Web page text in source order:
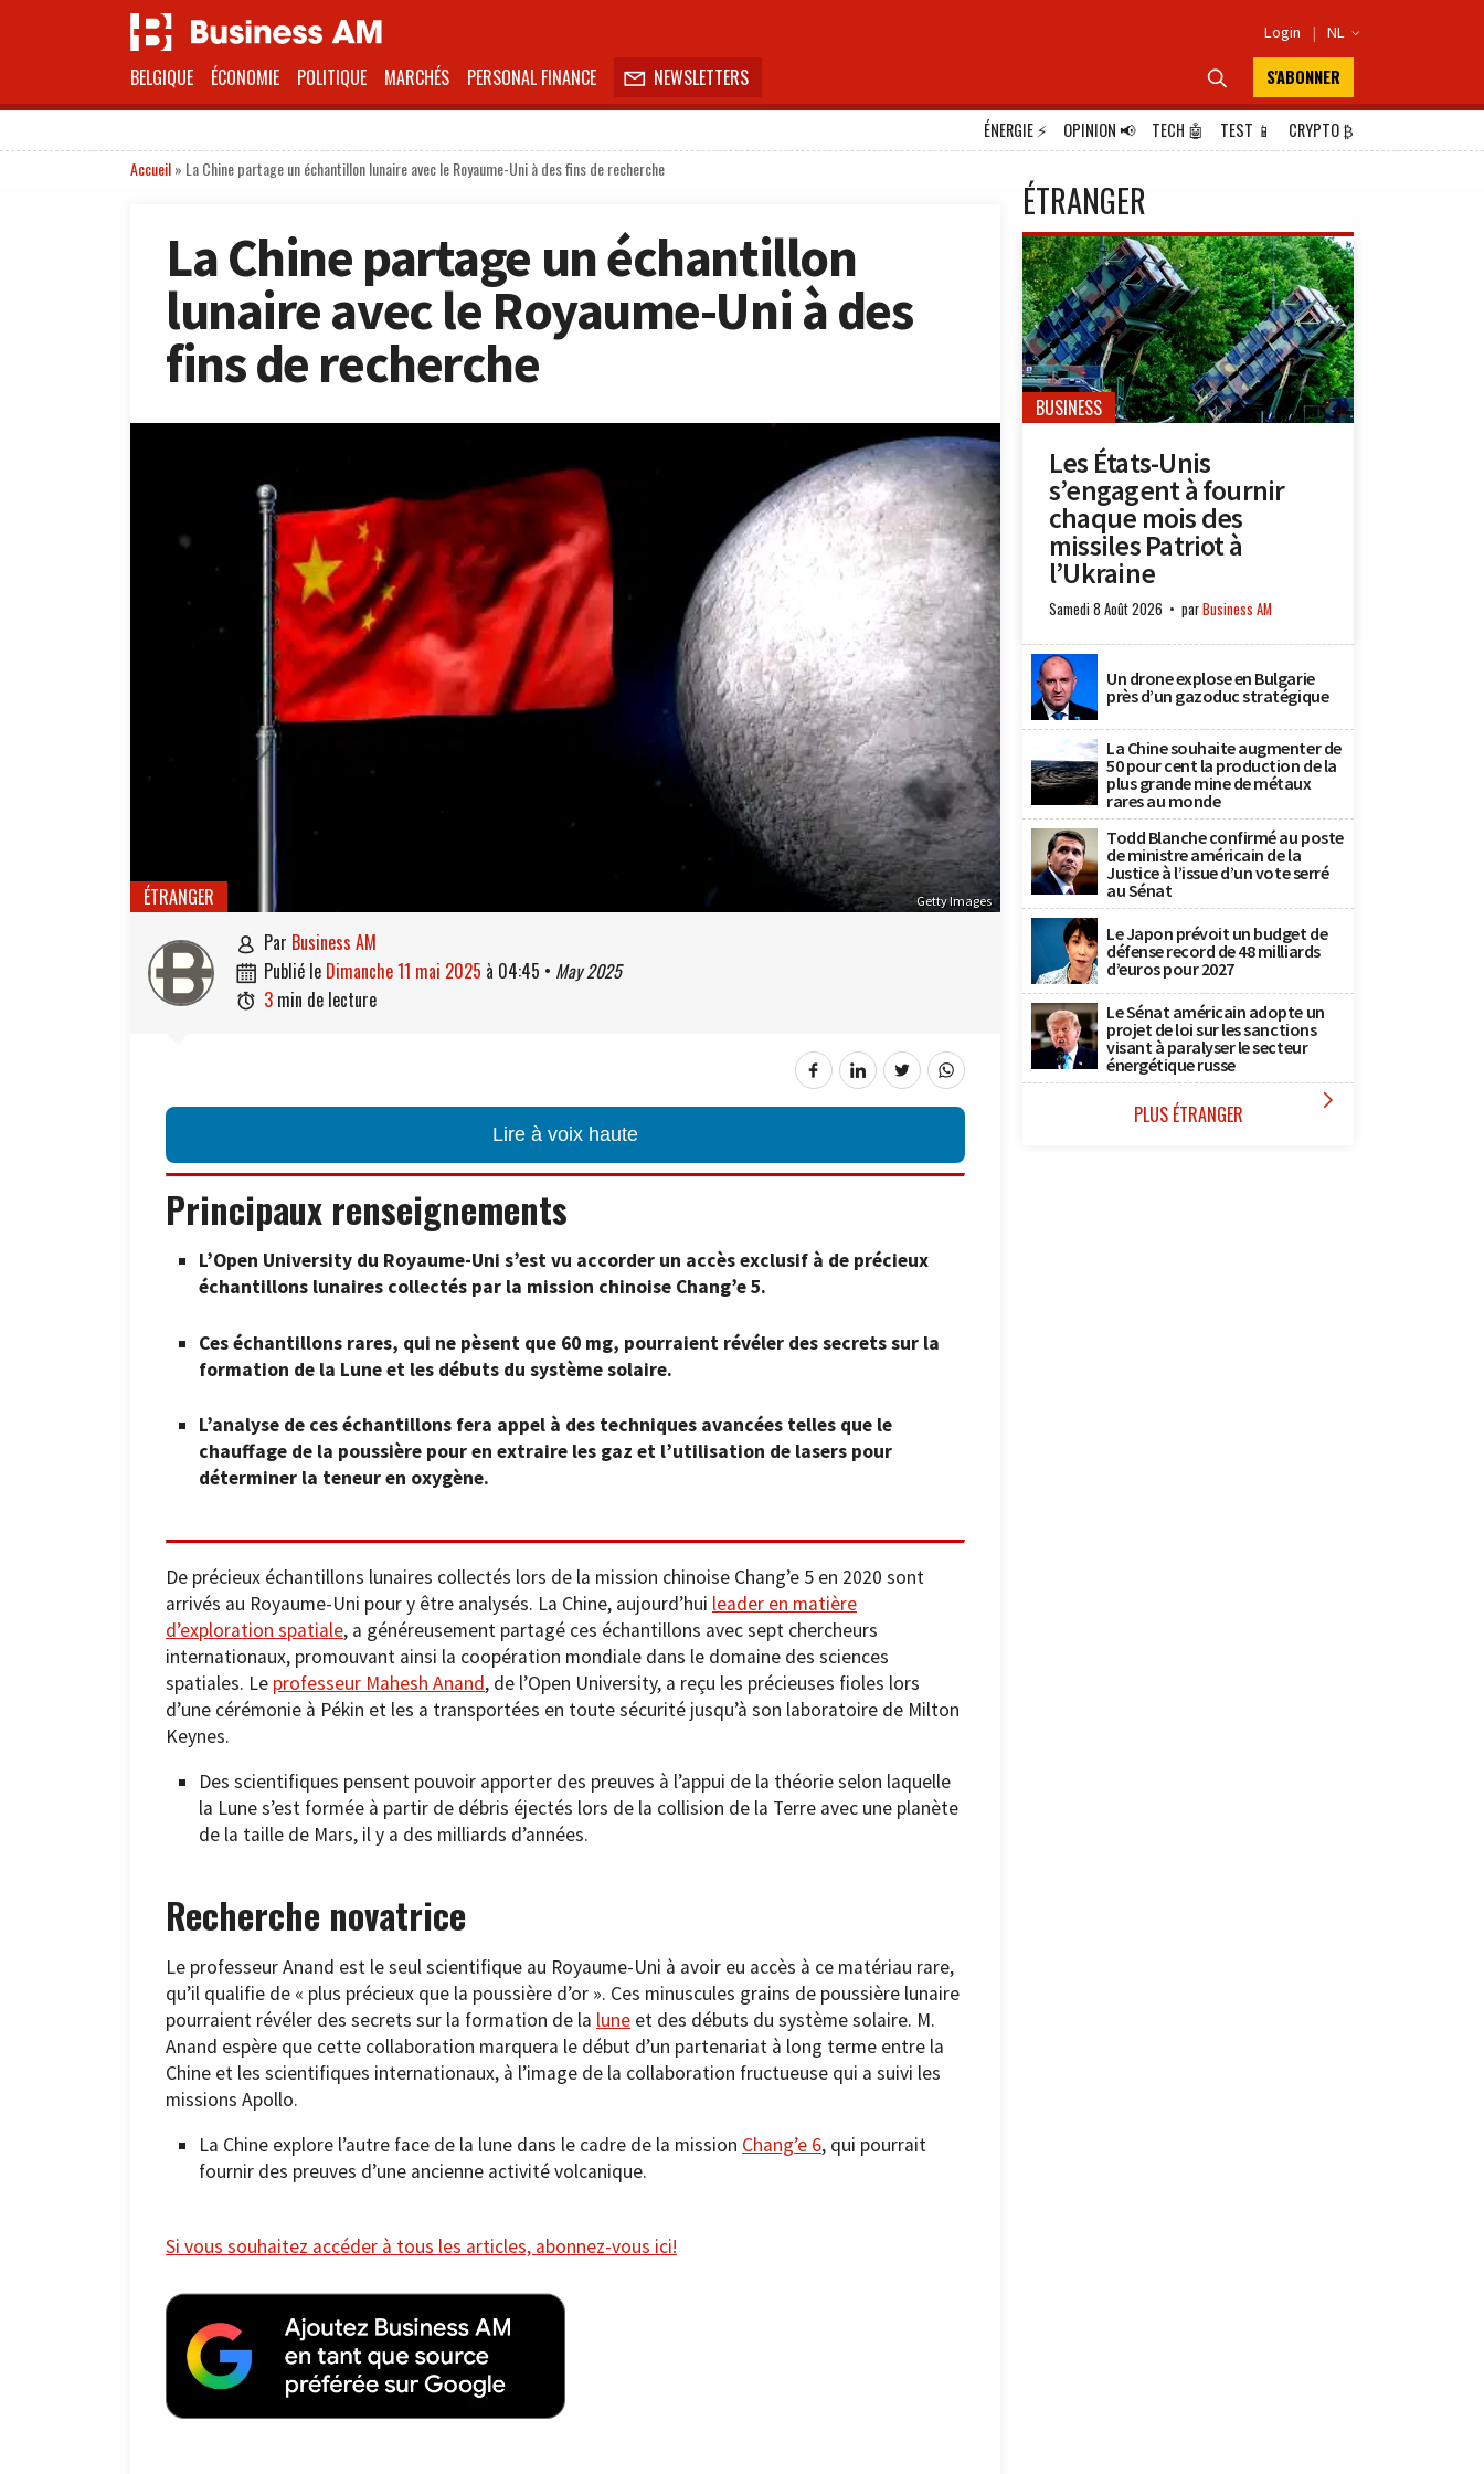
Login | NL 
BELGIQUE ÉCONOMIE POLITIQUE MARCHÉS PERSONAL FINANCE  NEWSLETTERS  S'ABONNER
ÉNERGIE⚡ OPINION📢 TECH 🤖 TEST 📱 CRYPTO₿
Accueil» La Chine partage un échantillon lunaire avec le Royaume-Uni à des fins de recherche
La Chine partage un échantillon
lunaire avec le Royaume-Uni à des
fins de recherche
Getty Images
ÉTRANGER
 par Business AM
 publié le dimanche 11 mai 2025 à 04:45 • May 2025
 3 min de lecture
Lire à voix haute
Principaux renseignements
L’Open University du Royaume-Uni s’est vu accorder un accès exclusif à de précieux
échantillons lunaires collectés par la mission chinoise Chang’e 5.
Ces échantillons rares, qui ne pèsent que 60 mg, pourraient révéler des secrets sur la
formation de la Lune et les débuts du système solaire.
L’analyse de ces échantillons fera appel à des techniques avancées telles que le
chauffage de la poussière pour en extraire les gaz et l’utilisation de lasers pour
déterminer la teneur en oxygène.
De précieux échantillons lunaires collectés lors de la mission chinoise Chang’e 5 en 2020 sont
arrivés au Royaume-Uni pour y être analysés. La Chine, aujourd’hui leader en matière
d’exploration spatiale, a généreusement partagé ces échantillons avec sept chercheurs
internationaux, promouvant ainsi la coopération mondiale dans le domaine des sciences
spatiales. Le professeur Mahesh Anand, de l’Open University, a reçu les précieuses fioles lors
d’une cérémonie à Pékin et les a transportées en toute sécurité jusqu’à son laboratoire de Milton
Keynes.
Des scientifiques pensent pouvoir apporter des preuves à l’appui de la théorie selon laquelle
la Lune s’est formée à partir de débris éjectés lors de la collision de la Terre avec une planète
de la taille de Mars, il y a des milliards d’années.
Recherche novatrice
Le professeur Anand est le seul scientifique au Royaume-Uni à avoir eu accès à ce matériau rare,
qu’il qualifie de « plus précieux que la poussière d’or ». Ces minuscules grains de poussière lunaire
pourraient révéler des secrets sur la formation de la lune et des débuts du système solaire. M.
Anand espère que cette collaboration marquera le début d’un partenariat à long terme entre la
Chine et les scientifiques internationaux, à l’image de la collaboration fructueuse qui a suivi les
missions Apollo.
La Chine explore l’autre face de la lune dans le cadre de la mission Chang’e 6, qui pourrait
fournir des preuves d’une ancienne activité volcanique.
Si vous souhaitez accéder à tous les articles, abonnez-vous ici!
ÉTRANGER
BUSINESS
Les États-Unis
s’engagent à fournir
chaque mois des
missiles Patriot à
l’Ukraine
Samedi 8 Août 2026 parBusiness AM
Un drone explose en Bulgarie
près d’un gazoduc stratégique
La Chine souhaite augmenter de
50 pour cent la production de la
plus grande mine de métaux
rares au monde
Todd Blanche confirmé au poste
de ministre américain de la
Justice à l’issue d’un vote serré
au Sénat
Le Japon prévoit un budget de
défense record de 48 milliards
d’euros pour 2027
Le Sénat américain adopte un
projet de loi sur les sanctions
visant à paralyser le secteur
énergétique russe
PLUS ÉTRANGER 